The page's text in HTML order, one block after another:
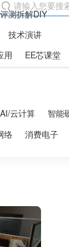

评测拆解DIY
技术演讲
用 EE芯课堂
AI/云计算
智能
络 消费电子